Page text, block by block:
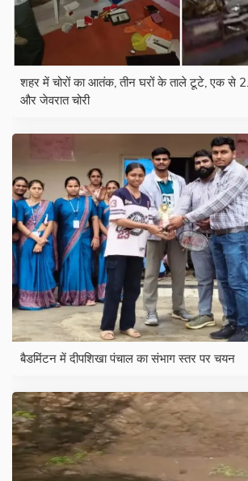
शहर में चोरों का आतंक, तीन घरों के ताले टूटे, एक से
और जेवरात चोरी
बैडमिंटन में दीपशिखा पंचाल का संभाग स्तर पर चयन